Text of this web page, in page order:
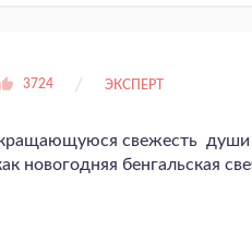
3724 ЭКСПЕРТ
свежесть души
новогодняя бенгальская